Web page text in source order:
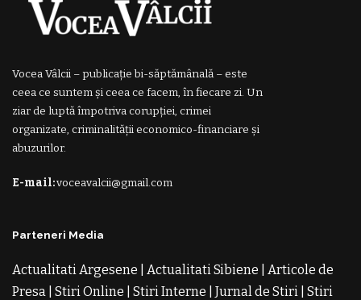
Vocea Vâlcii – publicație bi-săptămânală – este
ceea ce suntem și ceea ce facem, în fiecare zi. Un
ziar de luptă împotriva corupției, crimei
organizate, criminalității economico-financiare și
abuzurilor.
E-mail:voceavalcii@gmail.com
Parteneri Media
Actualitati Argesene Actualitati Sibiene
Articole de
Presa Stiri Online Stiri Interne Jurnal de Stiri Stiri